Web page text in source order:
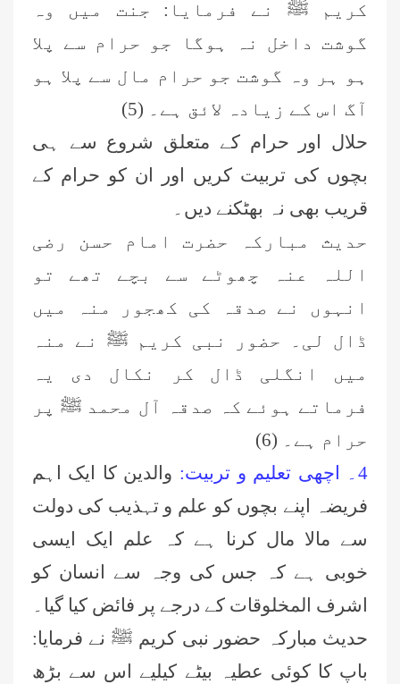
کریم ﷺ نے فرمایا: جنت میں وہ
گوشت داخل نہ ہوگا جو حرام سے پلا
ہو ہر وہ گوشت جو حرام مال سے پلا ہو
آگ اس کے زیادہ لائق ہے۔ (5)
حلال اور حرام کے متعلق شروع سے ہی
بچوں کی تربیت کریں اور ان کو حرام کے
قریب بھی نہ بھٹکنے دیں۔
حدیث مبارکہ حضرت امام حسن رضی
اللہ عنہ چھوٹے سے بچے تھے تو
انہوں نے صدقہ کی کھجور منہ میں
ڈال لی۔ حضور نبی کریم ﷺ نے منہ
میں انگلی ڈال کر نکال دی یہ
فرماتے ہو ئے کہ صدقہ آل محمد ﷺ پر
حرام ہے۔ (6)
4۔ اچھی تعلیم و تربیت:
والدین کا ایک اہم
فریضہ اپنے بچوں کو علم و تہذیب کی دولت
سے مالا مال کرنا ہے کہ علم ایک ایسی
خوبی ہے کہ جس کی وجہ سے انسان کو
اشرف المخلوقات کے درجے پر فائض کیا گیا۔
حدیث مبارکہ حضور نبی کریم ﷺ نے فرمایا:
باپ کا کوئی عطیہ بیٹے کیلیے اس سے بڑھ